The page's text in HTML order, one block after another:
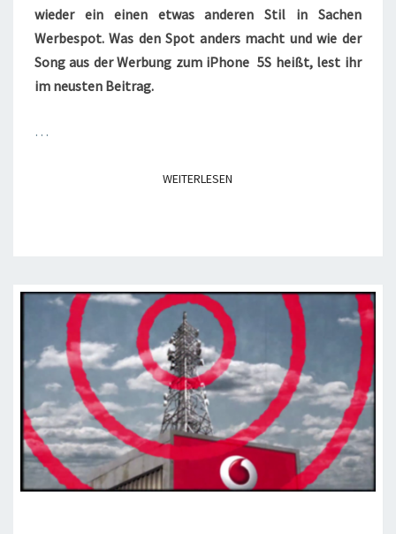
wieder ein einen etwas anderen Stil in Sachen
Werbespot. Was den Spot anders macht und wie der
Song aus der Werbung zum iPhone 5S heißt, lest ihr
im neusten Beitrag.
…
WEITERLESEN